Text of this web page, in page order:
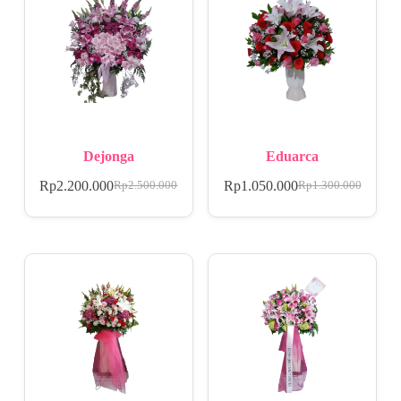
Dejonga
Rp2.500.000
Rp2.200.000
Eduarca
Rp1.300.000
Rp1.050.000